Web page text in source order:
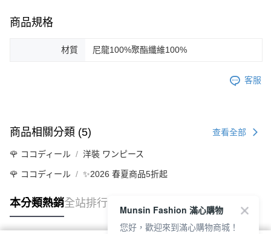
商品規格
材質 尼龍100%聚酯纖維100%
客服
商品相關分類 (5) 查看全部
🌹 ココディール 洋裝 ワンピース
🌹 ココディール ✨2026 春夏商品5折起
本分類熱銷全站排行
Munsin Fashion 滿心購物
您好，歡迎來到滿心購物商城！